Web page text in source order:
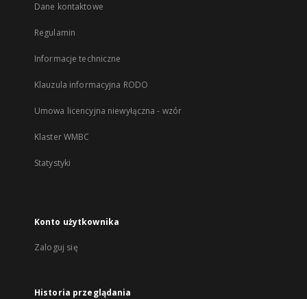
Dane kontaktowe
Regulamin
Informacje techniczne
Klauzula informacyjna RODO
Umowa licencyjna niewyłączna - wzór
Klaster WMBC
Statystyki
Konto użytkownika
Zaloguj się
Historia przeglądania